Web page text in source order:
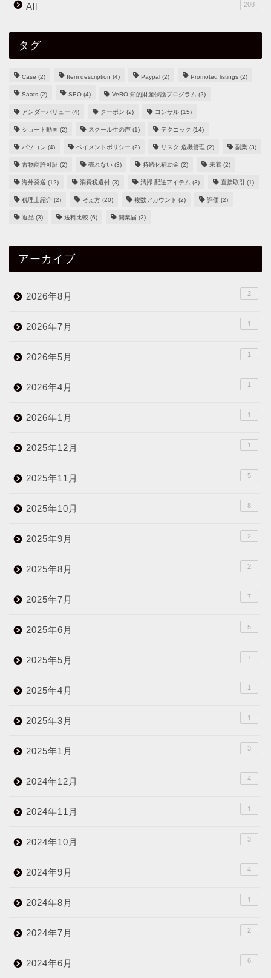
All 208
タグ
Case (2) Item description (4) Paypal (2) Promoted listings (2)
Saats (2) SEO (4) VeRO 知的財産保護プログラム (2)
アンダーバリュー (4) クーポン (2) コンサル (15)
ショート動画 (2) スクール生の声 (1) テクニック (14)
パソコン (4) ペイメントポリシー (2) リスク 危機管理 (2) 副業 (3)
古物商許可証 (2) 売れない (3) 持続化補助金 (2) 未着 (2)
海外発送 (12) 消費税還付 (3) 清掃 配送アイテム (3) 直接取引 (1)
税理士紹介 (2) 考え方 (20) 複数アカウント (2) 評価 (2)
返品 (3) 送料比較 (6) 開業届 (2)
アーカイブ
2026年8月 2
2026年7月 1
2026年5月 1
2026年4月 1
2026年1月 1
2025年12月 1
2025年11月 5
2025年10月 8
2025年9月 2
2025年8月 2
2025年7月 7
2025年6月 5
2025年5月 7
2025年4月 1
2025年3月 1
2025年1月 3
2024年12月 4
2024年11月 1
2024年10月 3
2024年9月 4
2024年8月 1
2024年7月 2
2024年6月 6